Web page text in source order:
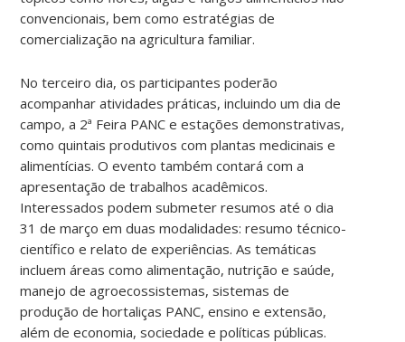
convencionais, bem como estratégias de
comercialização na agricultura familiar.
No terceiro dia, os participantes poderão
acompanhar atividades práticas, incluindo um dia de
campo, a 2ª Feira PANC e estações demonstrativas,
como quintais produtivos com plantas medicinais e
alimentícias. O evento também contará com a
apresentação de trabalhos acadêmicos.
Interessados podem submeter resumos até o dia
31 de março em duas modalidades: resumo técnico-
científico e relato de experiências. As temáticas
incluem áreas como alimentação, nutrição e saúde,
manejo de agroecossistemas, sistemas de
produção de hortaliças PANC, ensino e extensão,
além de economia, sociedade e políticas públicas.